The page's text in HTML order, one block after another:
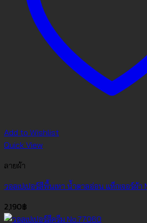
Add to Wishlist
Quick View
ลายผ้า
วอลเปเปอร์สีพื้นเทา น้ำตาลอ่อน แท็กเจอร์ผ้
2,190฿